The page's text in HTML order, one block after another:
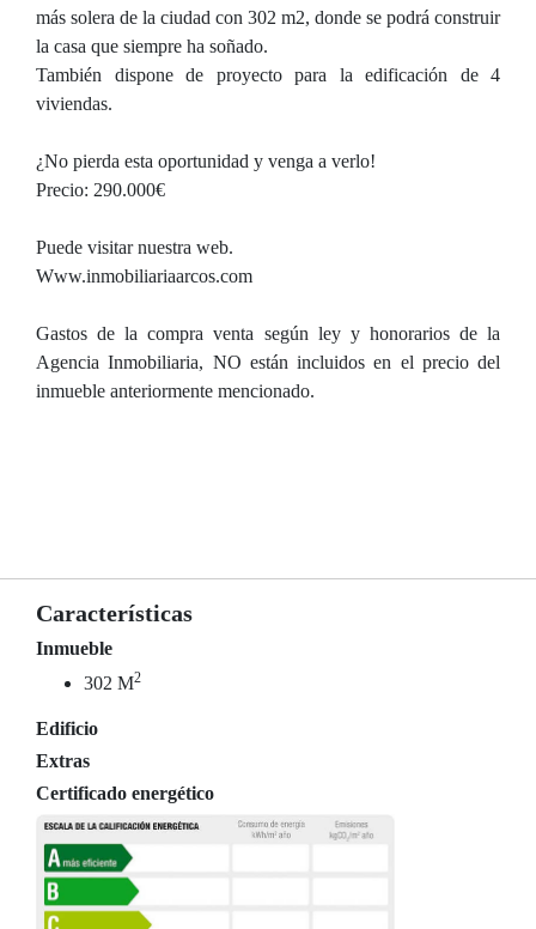
más solera de la ciudad con 302 m2, donde se podrá construir
la casa que siempre ha soñado.
También dispone de proyecto para la edificación de 4
viviendas.
¿No pierda esta oportunidad y venga a verlo!
Precio: 290.000€
Puede visitar nuestra web.
Www.inmobiliariaarcos.com
Gastos de la compra venta según ley y honorarios de la
Agencia Inmobiliaria, NO están incluidos en el precio del
inmueble anteriormente mencionado.
Características
Inmueble
302 M2
Edificio
Extras
Certificado energético